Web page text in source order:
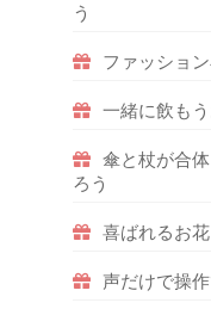
う
ファッショ
一緒に飲も
傘と杖が合
ろう
喜ばれるお
声だけで操